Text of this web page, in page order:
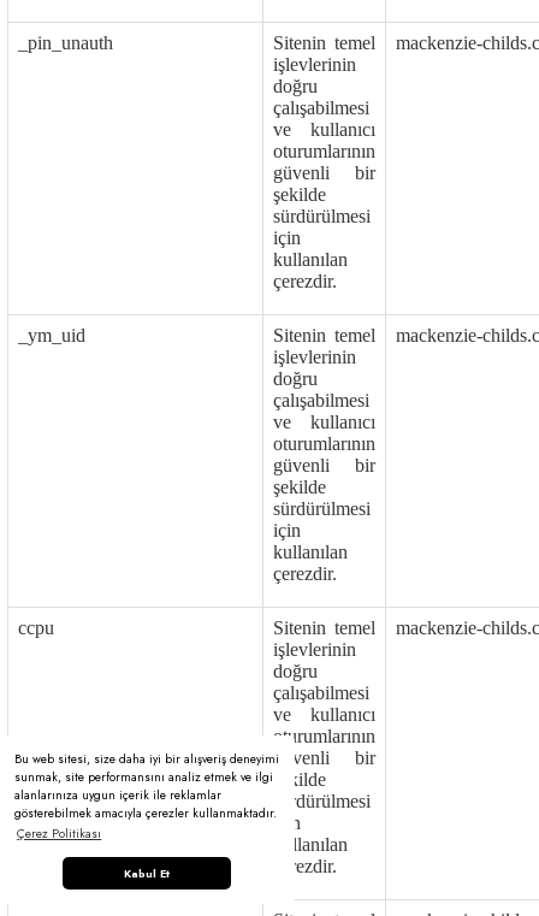
Bu web sitesi, size daha iyi bir alışveriş deneyimi
sunmak, site performansını analiz etmek ve ilgi
alanlarınıza uygun içerik ile reklamlar
gösterebilmek amacıyla çerezler kullanmaktadır.
Çerez Politikası
Kabul Et
_pin_unauth
Sitenin temel
işlevlerinin
doğru
çalışabilmesi
ve kullanıcı
oturumlarının
güvenli bir
şekilde
sürdürülmesi
için
kullanılan
çerezdir.
mackenzie-
_ym_uid
Sitenin temel
işlevlerinin
doğru
çalışabilmesi
ve kullanıcı
oturumlarının
güvenli bir
şekilde
sürdürülmesi
için
kullanılan
çerezdir.
mackenzie-
ccpu
Sitenin temel
işlevlerinin
doğru
çalışabilmesi
ve kullanıcı
oturumlarının
güvenli bir
şekilde
sürdürülmesi
için
kullanılan
çerezdir.
mackenzie-